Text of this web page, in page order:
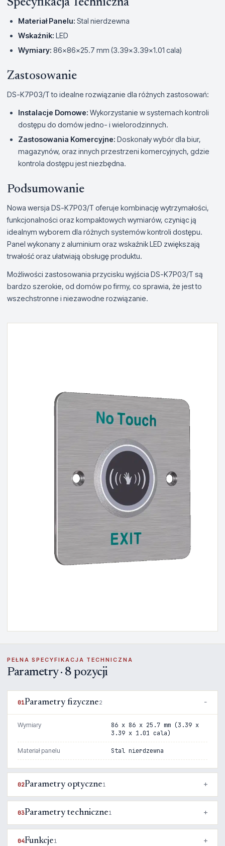
Specyfikacja Techniczna
Materiał Panelu: Stal nierdzewna
Wskaźnik: LED
Wymiary: 86×86×25.7 mm (3.39×3.39×1.01 cala)
Zastosowanie
DS-K7P03/T to idealne rozwiązanie dla różnych zastosowań:
Instalacje Domowe: Wykorzystanie w systemach kontroli
dostępu do domów jedno- i wielorodzinnych.
Zastosowania Komercyjne: Doskonały wybór dla biur,
magazynów, oraz innych przestrzeni komercyjnych, gdzie
kontrola dostępu jest niezbędna.
Podsumowanie
Nowa wersja DS-K7P03/T oferuje kombinację wytrzymałości,
funkcjonalności oraz kompaktowych wymiarów, czyniąc ją
idealnym wyborem dla różnych systemów kontroli dostępu.
Panel wykonany z aluminium oraz wskaźnik LED zwiększają
trwałość oraz ułatwiają obsługę produktu.
Możliwości zastosowania przycisku wyjścia DS-K7P03/T są
bardzo szerokie, od domów po firmy, co sprawia, że jest to
wszechstronne i niezawodne rozwiązanie.
PEŁNA SPECYFIKACJA TECHNICZNA
Parametry · 8 pozycji
01Parametry fizyczne2
Wymiary
86 x 86 x 25.7 mm (3.39 x
3.39 x 1.01 cala)
Materiał panelu Stal nierdzewna
02Parametry optyczne1
03Parametry techniczne1
04Funkcje1